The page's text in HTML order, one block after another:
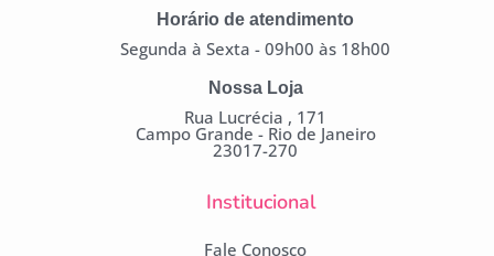
Horário de atendimento
Segunda à Sexta - 09h00 às 18h00
Nossa Loja
Rua Lucrécia , 171
Campo Grande - Rio de Janeiro
23017-270
Institucional
Fale Conosco